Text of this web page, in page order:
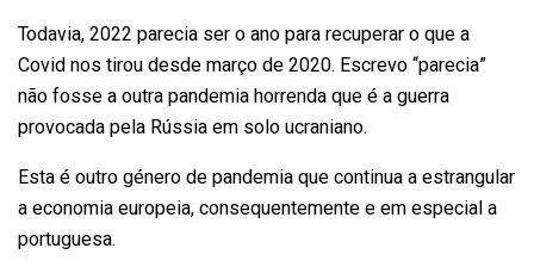
Todavia, 2022 parecia ser o ano para recuperar o que a
Covid nos tirou desde março de 2020. Escrevo “parecia”
não fosse a outra pandemia horrenda que é a guerra
provocada pela Rússia em solo ucraniano.
Esta é outro género de pandemia que continua a estrangular
a economia europeia, consequentemente e em especial a
portuguesa.